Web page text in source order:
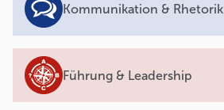
Kommunikation & Rhetorik
Führung & Leadership